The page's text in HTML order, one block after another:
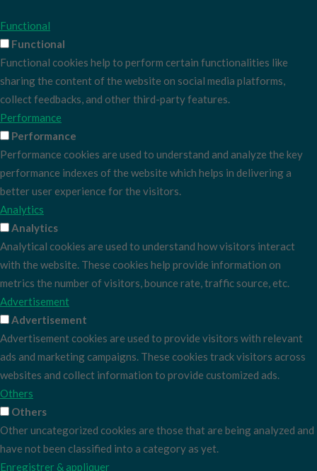
Functional
Functional
Functional cookies help to perform certain functionalities like
sharing the content of the website on social media platforms,
collect feedbacks, and other third-party features.
Performance
Performance
Performance cookies are used to understand and analyze the key
performance indexes of the website which helps in delivering a
better user experience for the visitors.
Analytics
Analytics
Analytical cookies are used to understand how visitors interact
with the website. These cookies help provide information on
metrics the number of visitors, bounce rate, traffic source, etc.
Advertisement
Advertisement
Advertisement cookies are used to provide visitors with relevant
ads and marketing campaigns. These cookies track visitors across
websites and collect information to provide customized ads.
Others
Others
Other uncategorized cookies are those that are being analyzed and
have not been classified into a category as yet.
Enregistrer & appliquer